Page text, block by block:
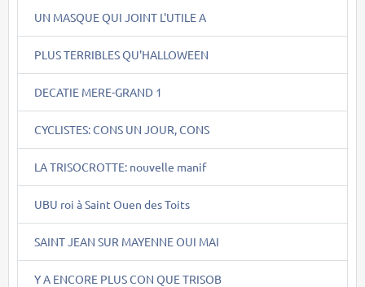
UN MASQUE QUI JOINT L'UTILE A
PLUS TERRIBLES QU'HALLOWEEN
DECATIE MERE-GRAND 1
CYCLISTES: CONS UN JOUR, CONS
LA TRISOCROTTE: nouvelle manif
UBU roi à Saint Ouen des Toits
SAINT JEAN SUR MAYENNE OUI MAI
Y A ENCORE PLUS CON QUE TRISOB